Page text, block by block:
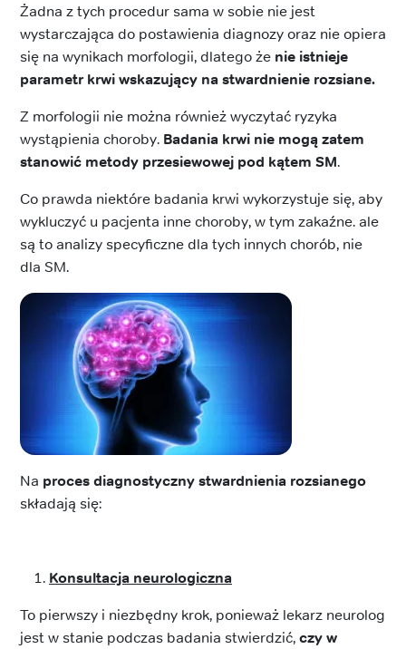
Żadna z tych procedur sama w sobie nie jest
wystarczająca do postawienia diagnozy oraz nie opiera
się na wynikach morfologii, dlatego że nie istnieje
parametr krwi wskazujący na stwardnienie rozsiane.
Z morfologii nie można również wyczytać ryzyka
wystąpienia choroby. Badania krwi nie mogą zatem
stanowić metody przesiewowej pod kątem SM.
Co prawda niektóre badania krwi wykorzystuje się, aby
wykluczyć u pacjenta inne choroby, w tym zakaźne. ale
są to analizy specyficzne dla tych innych chorób, nie
dla SM.
Na proces diagnostyczny stwardnienia rozsianego
składają się:
Konsultacja neurologiczna
To pierwszy i niezbędny krok, ponieważ lekarz neurolog
jest w stanie podczas badania stwierdzić,czy w